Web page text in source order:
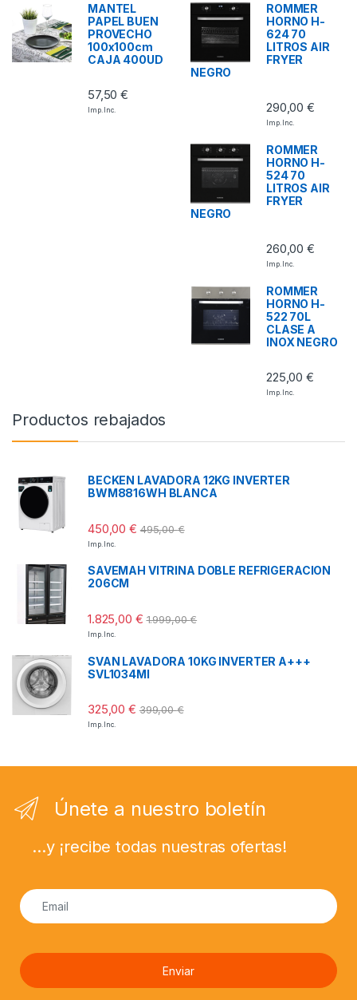
MANTEL
PAPEL BUEN
PROVECHO
100x100cm
CAJA 400UD
57,50€
Imp. Inc.
ROMMER
HORNO H-
624 70
LITROS AIR
FRYER
NEGRO
290,00€
Imp. Inc.
ROMMER
HORNO H-
524 70
LITROS AIR
FRYER
NEGRO
260,00€
Imp. Inc.
ROMMER
HORNO H-
522 70L
CLASE A
INOX NEGRO
225,00€
Imp. Inc.
Productos rebajados
BECKEN LAVADORA 12KG INVERTER
BWM8816WH BLANCA
450,00€ 495,00€
Imp. Inc.
SAVEMAH VITRINA DOBLE REFRIGERACION
206CM
1.825,00 € 1.999,00€
Imp. Inc.
SVAN LAVADORA 10KG INVERTER A+++
SVL1034MI
325,00€ 399,00€
Imp. Inc.
Únete a nuestro boletín
...y ¡recibe todas nuestras ofertas!